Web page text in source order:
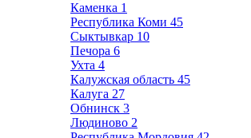
Каменка 1
Республика Коми 45
Сыктывкар 10
Печора 6
Ухта 4
Калужская область 45
Калуга 27
Обнинск 3
Людиново 2